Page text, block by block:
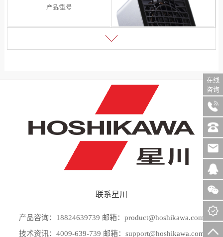
产品/型号
型号：ES101系列
联系星川
产品咨询：18824639739 邮箱：product@hoshikawa.com
技术资讯：4009-639-739 邮箱：support@hoshikawa.com
在线
咨询